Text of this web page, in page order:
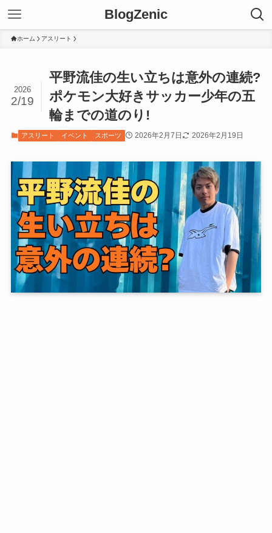
BlogZenic
ホーム アスリート
平野流佳の生い立ちは意外の連続?
ポケモン大好きサッカー少年の五
輪までの道のり!
2026
2/19
アスリート イベント スポーツ 2026年2月7日 2026年2月19日